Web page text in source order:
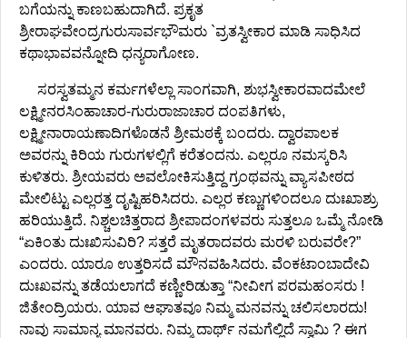
ಬಗೆಯನ್ನು ಕಾಣಬಹುದಾಗಿದೆ. ಪ್ರಕೃತ
ಶ್ರೀರಾಘವೇಂದ್ರಗುರುಸಾರ್ವಭೌಮರು `ವ್ರತಸ್ವೀಕಾರ ಮಾಡಿ ಸಾಧಿಸಿದ
ಕಥಾಭಾವವನ್ನೋದಿ ಧನ್ಯರಾಗೋಣ.
ಸರಸ್ವತಮ್ಮನ ಕರ್ಮಗಳೆಲ್ಲಾ ಸಾಂಗವಾಗಿ, ಶುಭಸ್ವೀಕಾರವಾದಮೇಲೆ
ಲಕ್ಷ್ಮೀನರಸಿಂಹಾಚಾರ-ಗುರುರಾಜಾಚಾರ ದಂಪತಿಗಳು,
ಲಕ್ಷ್ಮೀನಾರಾಯಣಾದಿಗಳೊಡನೆ ಶ್ರೀಮಠಕ್ಕೆ ಬಂದರು. ದ್ವಾರಪಾಲಕ
ಅವರನ್ನು ಕಿರಿಯ ಗುರುಗಳಲ್ಲಿಗೆ ಕರೆತಂದನು. ಎಲ್ಲರೂ ನಮಸ್ಕರಿಸಿ
ಕುಳಿತರು. ಶ್ರೀಯವರು ಅವಲೋಕಿಸುತ್ತಿದ್ದ ಗ್ರಂಥವನ್ನು ವ್ಯಾಸಪೀಠದ
ಮೇಲಿಟ್ಟು ಎಲ್ಲರತ್ತ ದೃಷ್ಟಿಹರಿಸಿದರು. ಎಲ್ಲರ ಕಣ್ಣುಗಳಿಂದಲೂ ದುಃಖಾಶ್ರು
ಹರಿಯುತ್ತಿದೆ. ನಿಶ್ಚಲಚಿತ್ತರಾದ ಶ್ರೀಪಾದಂಗಳವರು ಸುತ್ತಲೂ ಒಮ್ಮೆ ನೋಡಿ
“ಏಕಿಂತು ದುಃಖಿಸುವಿರಿ? ಸತ್ತರೆ ಮೃತರಾದವರು ಮರಳಿ ಬರುವರೇ?”
ಎಂದರು. ಯಾರೂ ಉತ್ತರಿಸದೆ ಮೌನವಹಿಸಿದರು. ವೆಂಕಟಾಂಬಾದೇವಿ
ದುಃಖವನ್ನು ತಡೆಯಲಾಗದೆ ಕಣ್ಣೀರಿಡುತ್ತಾ “ನೀವೀಗ ಪರಮಹಂಸರು !
ಜಿತೇಂದ್ರಿಯರು. ಯಾವ ಆಘಾತವೂ ನಿಮ್ಮ ಮನವನ್ನು ಚಲಿಸಲಾರದು!
ನಾವು ಸಾಮಾನ್ಯ ಮಾನವರು. ನಿಮ್ಮ ದಾರ್ಥ್ ನಮಗೆಲ್ಲಿದೆ ಸ್ವಾಮಿ ? ಈಗ